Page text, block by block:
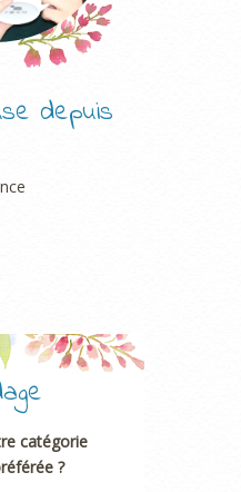
depuis
catégorie
?